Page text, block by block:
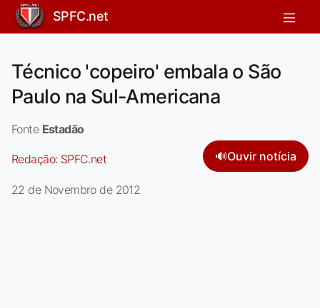
SPFC.net
Técnico 'copeiro' embala o São
Paulo na Sul-Americana
Fonte Estadão
Redação: SPFC.net 🔊Ouvir notícia
22 de Novembro de 2012